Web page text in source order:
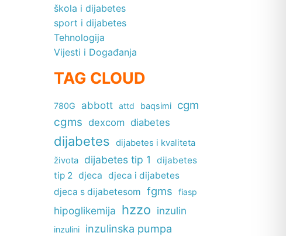
škola i dijabetes
sport i dijabetes
Tehnologija
Vijesti i Događanja
TAG CLOUD
780G abbott attd baqsimi cgm
cgms dexcom diabetes
dijabetes
dijabetes i kvaliteta
života
dijabetes tip 1
dijabetes
tip 2 djeca djeca i dijabetes
djeca s dijabetesom fgms fiasp
hipoglikemija hzzo inzulin
inzulini inzulinska pumpa